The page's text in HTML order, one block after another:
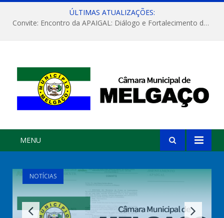
ÚLTIMAS ATUALIZAÇÕES:
Convite: Encontro da APAIGAL: Diálogo e Fortalecimento da Agricultura Familiar
MENU
NOTÍCIAS